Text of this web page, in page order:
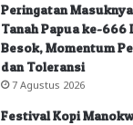
Peringatan
Tanah Papua ke-666
Besok, Momentum
dan Toleransi
7 Agustus 2026
Festival Kopi